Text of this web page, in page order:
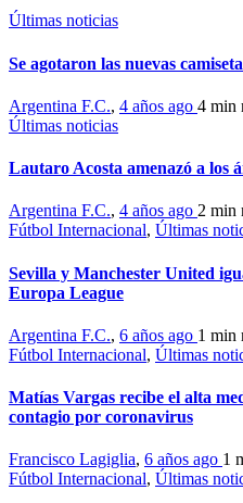
Últimas noticias
Se agotaron las nuevas
Argentina F.C., 4 años ago 4 min
Últimas noticias
Lautaro Acosta amenazó a los
Argentina F.C., 4 años ago 2 min
Fútbol Internacional, Últimas
Sevilla y Manchester United
Europa League
Argentina F.C., 6 años ago 1 min
Fútbol Internacional, Últimas
Matías Vargas recibe el alta
contagio por coronavirus
Francisco Lagiglia, 6 años ago 1
Fútbol Internacional, Últimas